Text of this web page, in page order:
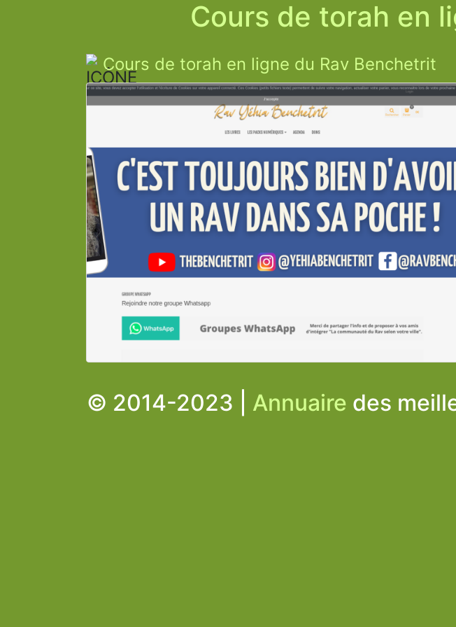
Cours de torah en
Cours de torah en ligne du Rav Benchetrit
© 2014-2023 | Annuaire des